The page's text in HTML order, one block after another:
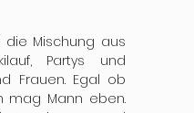
Mischung aus
Partys und
Frauen. Egal ob
mag Mann eben.